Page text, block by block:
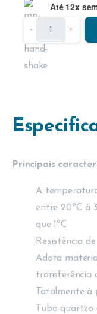
Até 12x
- +
Principais
A
entre 20ºC à
que 1ºC
Resistência
Adota
transferência
Totalmente à
Tubo